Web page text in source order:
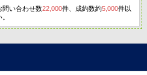
問い合わせ数22,000件、成約数約5,000件以